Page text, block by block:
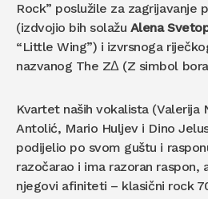
Rock” poslužile za zagrijavanje
(izdvojio bih solažu Alena
“Little Wing”) i izvrsnoga
nazvanog The ZΔ (Z simbol
Kvartet naših vokalista (Valerija
Antolić, Mario Huljev i Dino
podijelio po svom guštu i
razočarao i ima razoran raspon,
njegovi afiniteti – klasični rock